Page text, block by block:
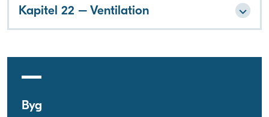
Kapitel 22 – Ventilation
Byg